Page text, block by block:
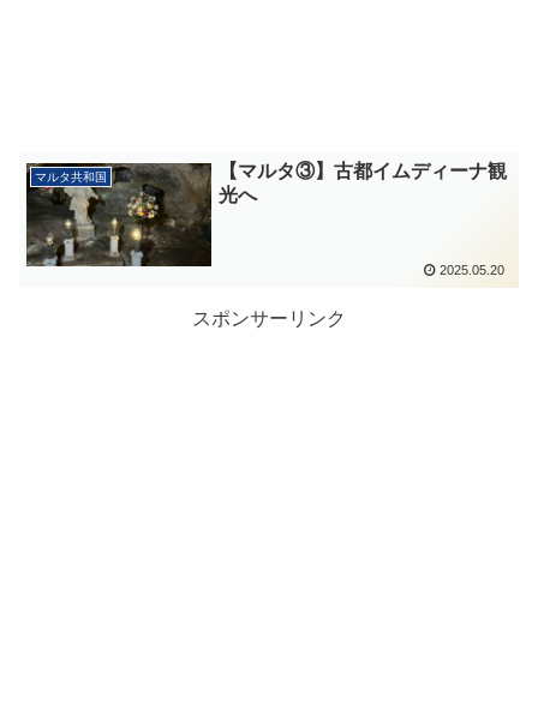
マルタ共和国
【マルタ③】古都イムディーナ観
光へ
2025.05.20
スポンサーリンク